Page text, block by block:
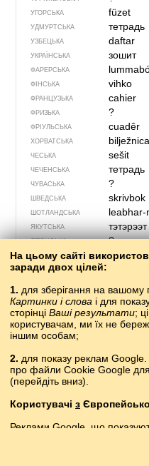
УГОРСЬКА füzet
УДМУРТСЬКА тетрадь
УЗБЕЦЬКА daftar
УКРАЇНСЬКА зошит
ФАРЕРСЬКА
ФІНСЬКА vihko
ФРАНЦУЗЬКА cahier
ФРИЗЬКА ?
ФРІУЛЬСЬКА cuadêr
ХОРВАТСЬКА bilježnica
ЧЕСЬКА sešit
ЧЕЧЕНСЬКА тетрадь
ЧУВАСЬКА ?
ШВЕДСЬКА skrivbok
ШОТЛАНДСЬКА leabhar-
ЯКУТСЬКА тэтэрээт
ЯПОНСЬКА ?
559 – стояти
На цьому сайті
заради двох цілей:
1. для зберігання на вашому
Картинки і слова і для
сторінці Ваші результати;
користувачам, ми їх не
іншим особам;
2. для показу реклам
про файли Cookie Google
(перейдіть вниз).
Користувачі з
Реклами Google, що
cookie не використовуються
служать для обмеження